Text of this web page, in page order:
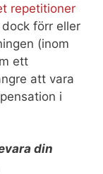
repetitioner
förr eller
(inom
ett
att vara
i
din